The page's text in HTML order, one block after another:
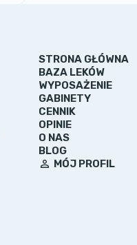
STRONA GŁÓWNA
BAZA LEKÓW
WYPOSAŻENIE
GABINETY
CENNIK
OPINIE
O NAS
BLOG
MÓJ PROFIL